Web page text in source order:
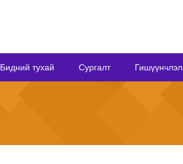
Бидний тухай Сургалт Гишүүнчлэл